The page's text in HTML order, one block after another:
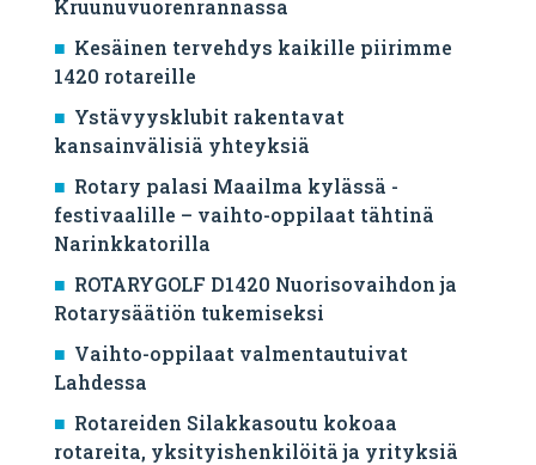
Kruunuvuorenrannassa
Kesäinen tervehdys kaikille piirimme
1420 rotareille
Ystävyysklubit rakentavat
kansainvälisiä yhteyksiä
Rotary palasi Maailma kylässä -
festivaalille – vaihto-oppilaat tähtinä
Narinkkatorilla
ROTARYGOLF D1420 Nuorisovaihdon ja
Rotarysäätiön tukemiseksi
Vaihto-oppilaat valmentautuivat
Lahdessa
Rotareiden Silakkasoutu kokoaa
rotareita, yksityishenkilöitä ja yrityksiä